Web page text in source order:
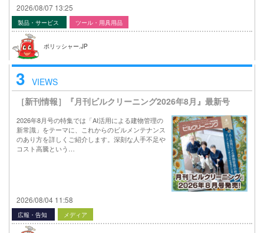
2026/08/07 13:25
製品・サービス ツール・用具用品
ポリッシャー.JP
3 VIEWS
［新刊情報］『月刊ビルクリーニング2026年8月』最新号
2026年8月号の特集では「AI活用による建物管理の
新常識」をテーマに、これからのビルメンテナンス
のあり方を詳しくご紹介します。深刻な人手不足や
コスト高騰という…
2026/08/04 11:58
広報・告知 メディア